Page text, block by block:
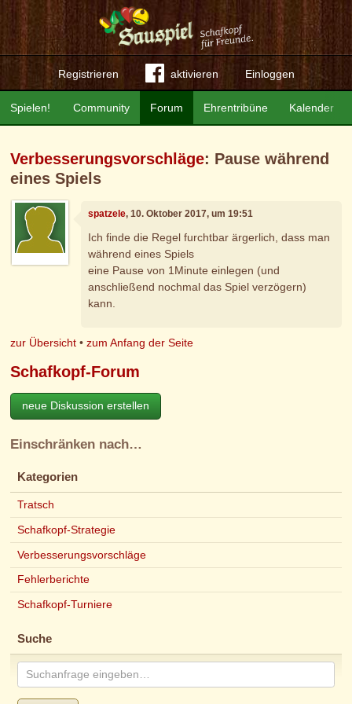
Registrieren aktivieren Einloggen
Community Forum Ehrentribüne Kalender
Spielen!
Verbesserungsvorschläge: Pause während
eines Spiels
spatzele, 10. Oktober 2017, um 19:51
Ich finde die Regel furchtbar ärgerlich, dass man
während eines Spiels
eine Pause von 1Minute einlegen (und
anschließend nochmal das Spiel verzögern)
kann.
zur Übersicht •zum Anfang der Seite
Schafkopf-Forum
neue Diskussion erstellen
Einschränken nach…
Kategorien
Tratsch
Schafkopf-Strategie
Verbesserungsvorschläge
Fehlerberichte
Schafkopf-Turniere
Suche